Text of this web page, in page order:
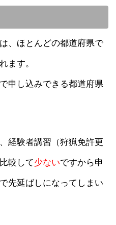
、ほとんどの都道府県で
ます。
申し込みできる都道府県
経験者講習（狩猟免許更
較して少ないですから申
先延ばしになってしまい